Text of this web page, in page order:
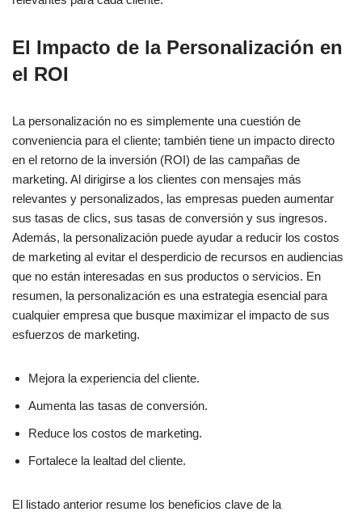
El Impacto de la Personalización en
el ROI
La personalización no es simplemente una cuestión de
conveniencia para el cliente; también tiene un impacto directo
en el retorno de la inversión (ROI) de las campañas de
marketing. Al dirigirse a los clientes con mensajes más
relevantes y personalizados, las empresas pueden aumentar
sus tasas de clics, sus tasas de conversión y sus ingresos.
Además, la personalización puede ayudar a reducir los costos
de marketing al evitar el desperdicio de recursos en audiencias
que no están interesadas en sus productos o servicios. En
resumen, la personalización es una estrategia esencial para
cualquier empresa que busque maximizar el impacto de sus
esfuerzos de marketing.
Mejora la experiencia del cliente.
Aumenta las tasas de conversión.
Reduce los costos de marketing.
Fortalece la lealtad del cliente.
El listado anterior resume los beneficios clave de la